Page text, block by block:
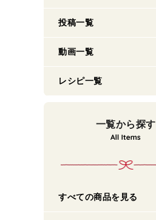
投稿一覧
動画一覧
レシピ一覧
一覧から探す
すべての商品を見る